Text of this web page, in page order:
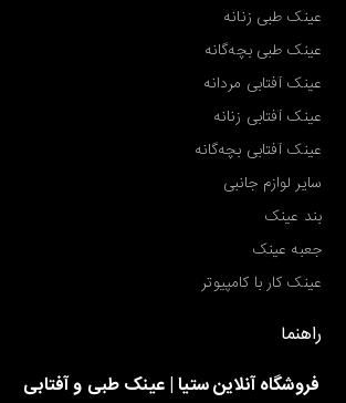
عینک طبی زنانه
عینک طبی بچه‌گانه
عینک آفتابی مردانه
عینک آفتابی زنانه
عینک آفتابی بچه‌گانه
سایر لوازم جانبی
بند عینک
جعبه عینک
عینک کار با کامپیوتر
راهنما
فروشگاه آنلاین ستیا | عینک طبی و آفتابی